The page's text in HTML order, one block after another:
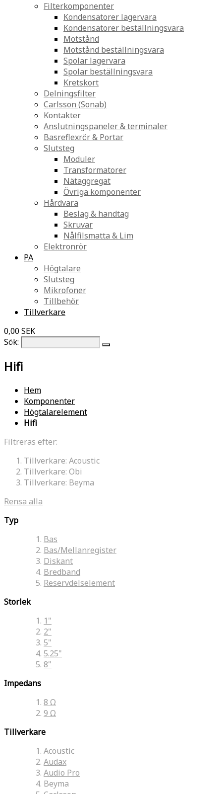
Filterkomponenter
Kondensatorer lagervara
Kondensatorer beställningsvara
Motstånd
Motstånd beställningsvara
Spolar lagervara
Spolar beställningsvara
Kretskort
Delningsfilter
Carlsson (Sonab)
Kontakter
Anslutningspaneler & terminaler
Basreflexrör & Portar
Slutsteg
Moduler
Transformatorer
Nätaggregat
Övriga komponenter
Hårdvara
Beslag & handtag
Skruvar
Nålfilsmatta & Lim
Elektronrör
PA
Högtalare
Slutsteg
Mikrofoner
Tillbehör
Tillverkare
0,00 SEK
Sök:
Hifi
Hem
Komponenter
Högtalarelement
Hifi
Filtreras efter:
Tillverkare: Acoustic
Tillverkare: Obi
Tillverkare: Beyma
Rensa alla
Typ
Bas
Bas/Mellanregister
Diskant
Bredband
Reservdelselement
Storlek
1"
2"
5"
5.25"
8"
Impedans
8 Ω
9 Ω
Tillverkare
Acoustic
Audax
Audio Pro
Beyma